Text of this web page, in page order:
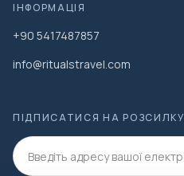
ІНФОРМАЦІЯ
+90 5417487857
info@ritualstravel.com
ПІДПИСАТИСЯ НА РОЗСИЛКУ